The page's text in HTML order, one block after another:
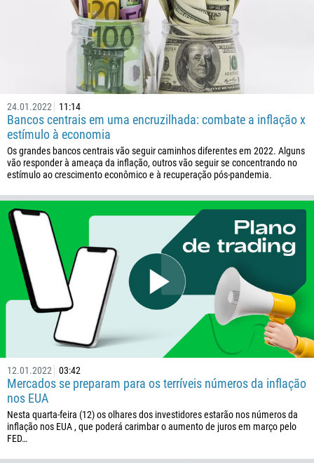
24.01.2022 11:14
Bancos centrais em uma encruzilhada: combate a inflação x
estímulo à economia
Os grandes bancos centrais vão seguir caminhos diferentes em 2022. Alguns
vão responder à ameaça da inflação, outros vão seguir se concentrando no
estímulo ao crescimento econômico e à recuperação pós-pandemia.
12.01.2022 03:42
Mercados se preparam para os terríveis números da inflação
nos EUA
Nesta quarta-feira (12) os olhares dos investidores estarão nos números da
inflação nos EUA , que poderá carimbar o aumento de juros em março pelo
FED…
229
1441
975
591
267
55
246
359
257
855
1
236
56
61